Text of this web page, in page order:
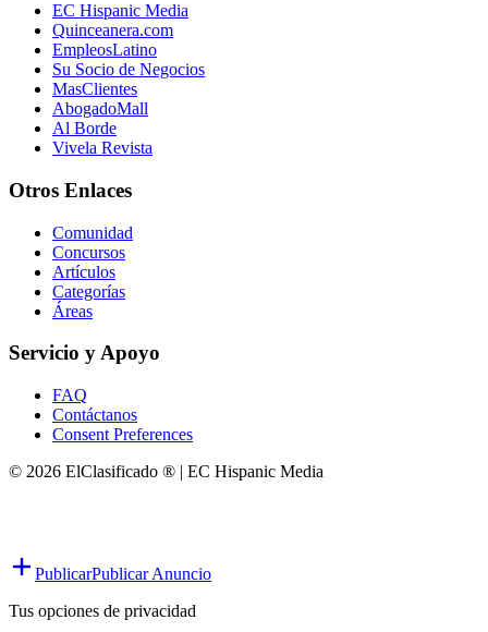
EC Hispanic Media
Quinceanera.com
EmpleosLatino
Su Socio de Negocios
MasClientes
AbogadoMall
Al Borde
Vivela Revista
Otros Enlaces
Comunidad
Concursos
Artículos
Categorías
Áreas
Servicio y Apoyo
FAQ
Contáctanos
Consent Preferences
© 2026 ElClasificado ® | EC Hispanic Media
PublicarPublicar Anuncio
Tus opciones de privacidad